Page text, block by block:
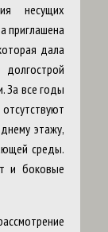
несущих
приглашена
дала
За все годы
этажу,
среды.
и боковые